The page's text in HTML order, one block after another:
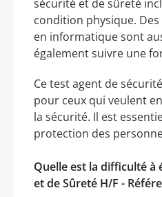
sécurité et de sûreté
condition physique.
en informatique sont
également suivre une
Ce test agent de
pour ceux qui veulent
la sécurité. Il est
protection des
Quelle est la difficulté à
et de Sûreté H/F -